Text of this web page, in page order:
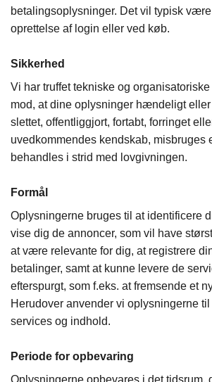
betalingsoplysninger. Det vil typisk
oprettelse af login eller ved køb.
Sikkerhed
Vi har truffet tekniske og
mod, at dine oplysninger hændeligt
slettet, offentliggjort, fortabt, forringet
uvedkommendes kendskab, misbruges
behandles i strid med lovgivningen.
Formål
Oplysningerne bruges til at identificere
vise dig de annoncer, som vil have
at være relevante for dig, at registrere
betalinger, samt at kunne levere de
efterspurgt, som f.eks. at fremsende et
Herudover anvender vi oplysningerne
services og indhold.
Periode for opbevaring
Oplysningerne opbevares i det tidsrum,